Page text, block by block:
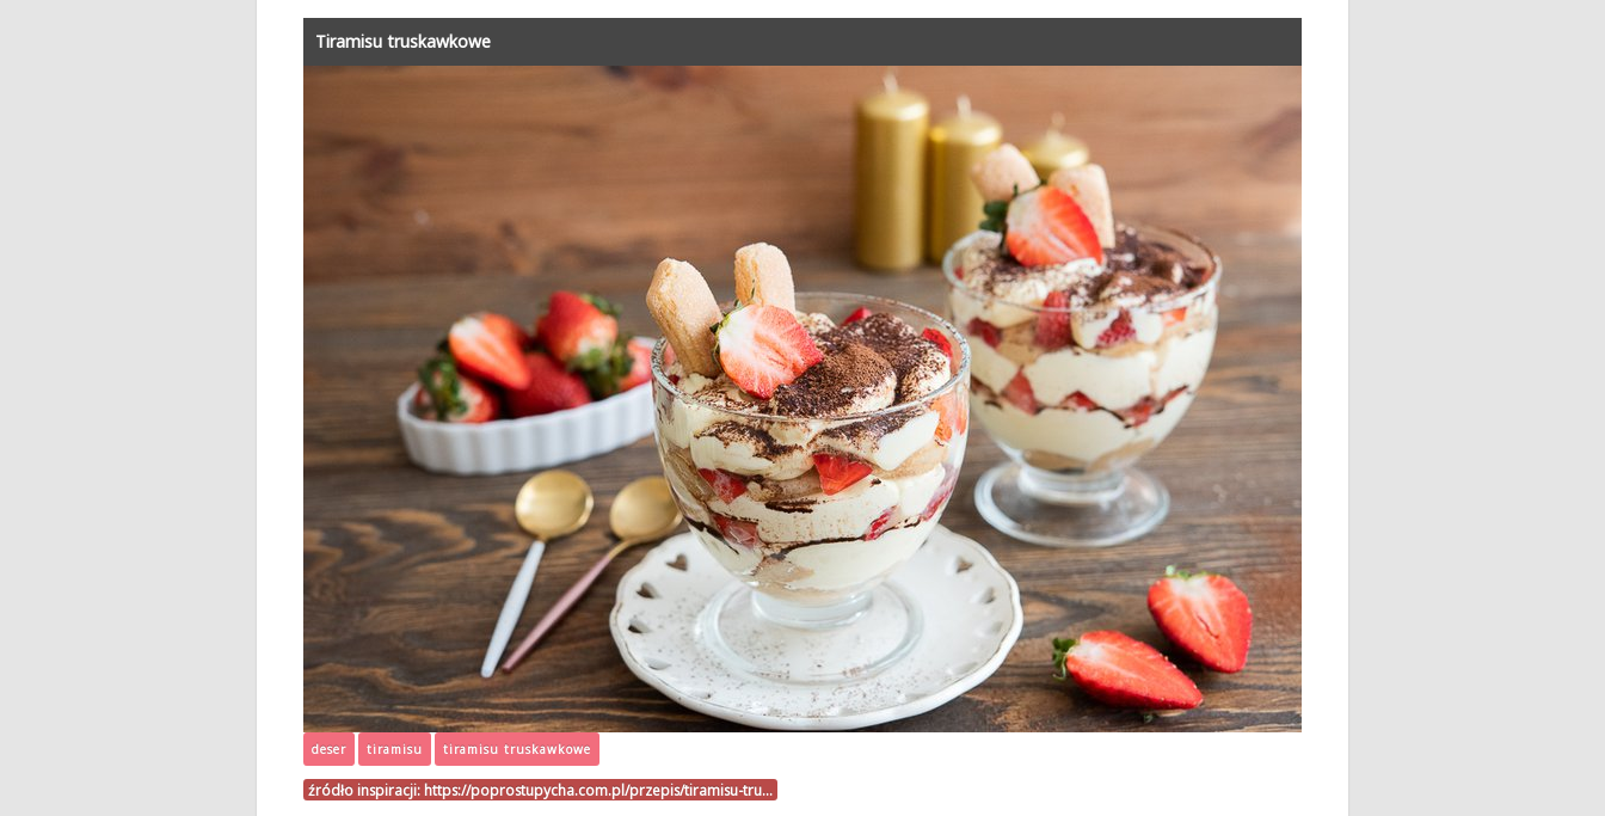
Tiramisu truskawkowe
deser tiramisu tiramisu truskawkowe
źródło inspiracji: https://poprostupycha.com.pl/przepis/tiramisu-tru…